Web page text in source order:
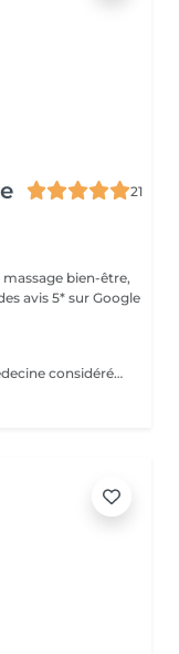
21
bien-être,
avis 5* sur Google
L'Abhyanga est issu de l'Ayurvéda, une médecine considérée comme sacrée en Inde depuis plus de 4000 ans. Il s'appuie sur les sept centres énergétiques du corps que le praticien va rééquilibrer en stimulant les trajets de l'énergie afin de permettre à celle-ci de circuler librement dans tout le corps. Usage d'huiles ayurvédiques chaudes, pressions, frictions, étirements dans un rythme modéré, en alternant des manuvres lentes et plus rapides. Résultat, le bien-être physique et émotionnel sont retrouvés. Pour tous, en particulier les personnes nerveuses souffrant de stress, de fatigue et ayant du mal à gérer leurs émotions. Le massage Abhyanga fait également des merveilles sur : la concentration, le sommeil, la digestion, la dépression. Sur le plan physiologique, il permet de favoriser la circulation sanguine, la respiration, l'assouplissement des articulations et le relâchement musculaire.